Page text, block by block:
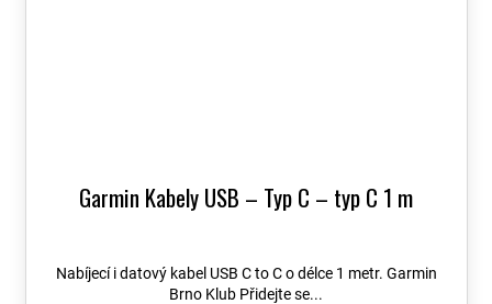
Garmin Kabely USB – Typ C – typ C 1 m
Nabíjecí i datový kabel USB C to C o délce 1 metr. Garmin
Brno Klub Přidejte se...